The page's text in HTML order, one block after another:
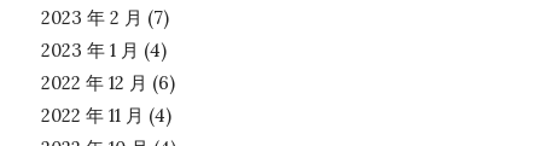
2023 年 2 月 (7)
2023 年 1 月 (4)
2022 年 12 月 (6)
2022 年 11 月 (4)